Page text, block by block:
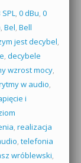
SPL, 0 dBu, 0
, Bel, Bell
jest decybel,
, decybele
wzrost mocy,
w audio,
i
, realizacja
, telefonia
wróblewski,